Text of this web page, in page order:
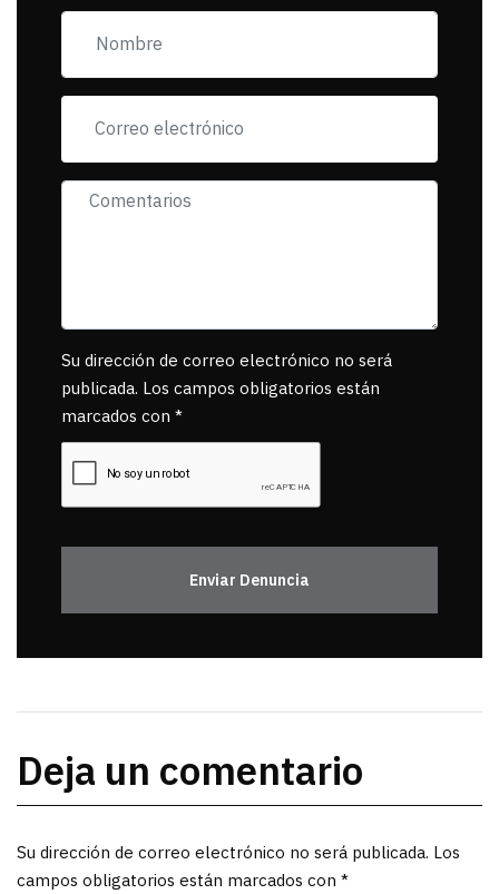
exigiendo al asesino
muerta.
Su dirección de correo electrónico no será
publicada. Los campos obligatorios están
marcados con *
Enviar Denuncia
Deja un comentario
Su dirección de correo electrónico no será publicada. Los
campos obligatorios están marcados con *